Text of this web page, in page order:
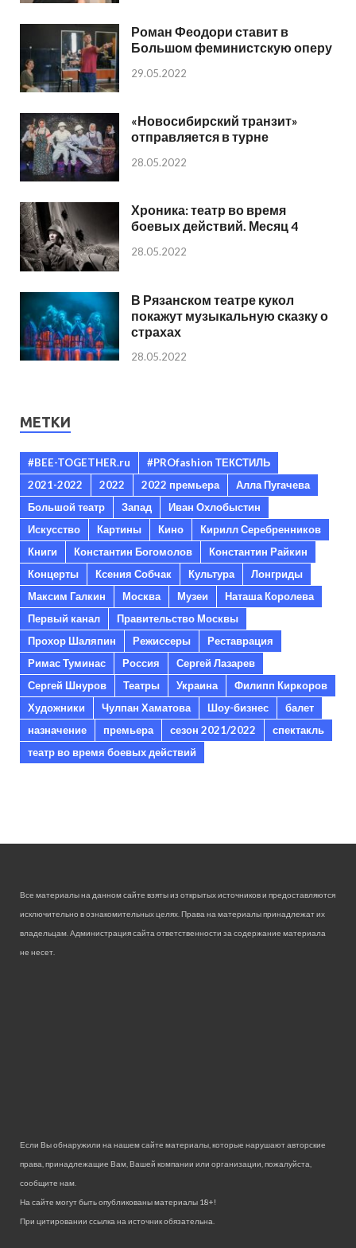
Роман Феодори ставит в
Большом феминистскую оперу
29.05.2022
«Новосибирский транзит»
отправляется в турне
28.05.2022
Хроника: театр во время
боевых действий. Месяц 4
28.05.2022
В Рязанском театре кукол
покажут музыкальную сказку о
страхах
28.05.2022
МЕТКИ
#BEE-TOGETHER.ru
#PROfashion ТЕКСТИЛЬ
2021-2022
2022 2022 премьера
Алла Пугачева
Большой театр
Запад
Иван Охлобыстин
Искусство
Картины Кино
Кирилл Серебренников
Книги
Константин Богомолов
Константин Райкин
Концерты
Ксения Собчак Культура
Лонгриды
Максим Галкин
Москва Музеи
Наташа Королева
Первый канал
Правительство Москвы
Прохор Шаляпин
Режиссеры
Реставрация
Римас Туминас
Россия
Сергей Лазарев
Сергей Шнуров
Театры Украина
Филипп Киркоров
Художники
Чулпан Хаматова Шоу-бизнес
балет
назначение
премьера сезон 2021/2022
спектакль
театр во время боевых действий
Все материалы на данном сайте взяты из открытых источников и предоставляются
исключительно в ознакомительных целях. Права на материалы принадлежат их
владельцам. Администрация сайта ответственности за содержание материала
не несет.
Если Вы обнаружили на нашем сайте материалы, которые нарушают авторские
права, принадлежащие Вам, Вашей компании или организации, пожалуйста,
сообщите нам.
На сайте могут быть опубликованы материалы 18+!
При цитировании ссылка на источник обязательна.